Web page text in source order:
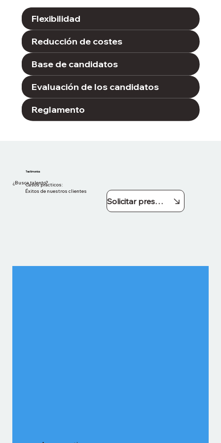
Flexibilidad
Reducción de costes
Base de candidatos
Evaluación de los candidatos
Reglamento
Testimonios
Casos prácticos:
Éxitos de nuestros clientes
¿Busca talento?
Solicitar presupuesto